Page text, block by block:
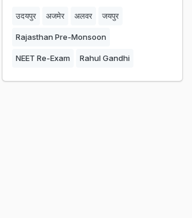
उदयपुर अजमेर अलवर जयपुर
Rajasthan Pre-Monsoon
NEET Re-Exam Rahul Gandhi